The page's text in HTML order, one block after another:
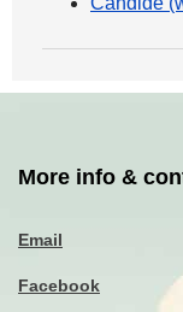
More info &
Email
Facebook